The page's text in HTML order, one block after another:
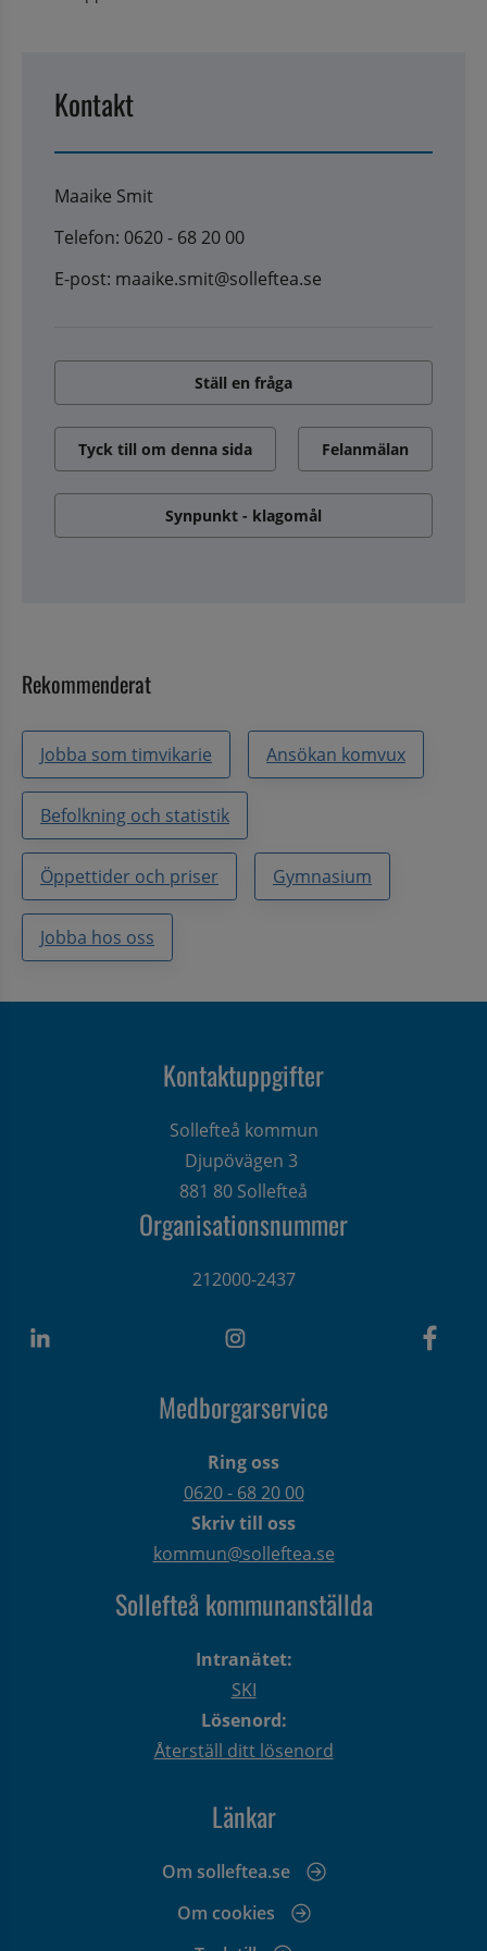
Kontakt
Maaike Smit
Telefon: 0620 - 68 20 00
E-post: maaike.smit@solleftea.se
Ställ en fråga
Tyck till om denna sida Felanmälan
Synpunkt - klagomål
Rekommenderat
Jobba som timvikarie Ansökan komvux
Befolkning och statistik
Öppettider och priser Gymnasium
Jobba hos oss
Kontaktuppgifter
Sollefteå kommun
Djupövägen 3
881 80 Sollefteå
Organisationsnummer
212000-2437
Medborgarservice
Ring oss
0620 - 68 20 00
Skriv till oss
kommun@solleftea.se
Sollefteå kommunanställda
Intranätet:
SKI
Lösenord:
Återställ ditt lösenord
Länkar
Om solleftea.se
Om cookies